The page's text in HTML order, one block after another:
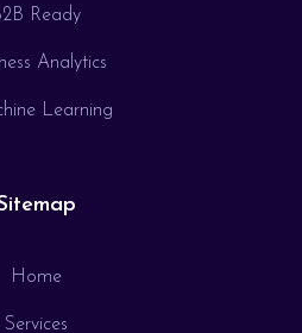
Ready
Analytics
Learning
Home
Services